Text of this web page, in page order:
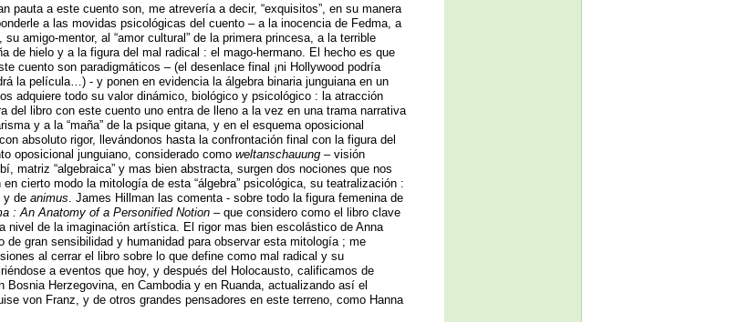
pauta a este cuento son, me atrevería a decir, “exquisitos”, en su manera
a las movidas psicológicas del cuento – a la inocencia de Fedma, a
amigo-mentor, al “amor cultural” de la primera princesa, a la terrible
de hielo y a la figura del mal radical : el mago-hermano. El hecho es que
cuento son paradigmáticos – (el desenlace final ¡ni Hollywood podría
la película…) - y ponen en evidencia la álgebra binaria junguiana en un
adquiere todo su valor dinámico, biológico y psicológico : la atracción
del libro con este cuento uno entra de lleno a la vez en una trama narrativa
y a la “maña” de la psique gitana, y en el esquema oposicional
absoluto rigor, llevándonos hasta la confrontación final con la figura del
oposicional junguiano, considerado como weltanschauung – visión
matriz “algebraica” y mas bien abstracta, surgen dos nociones que nos
cierto modo la mitología de esta “álgebra” psicológica, su teatralización :
y de animus . James Hillman las comenta - sobre todo la figura femenina de
: An Anatomy of a Personified Notion – que considero como el libro clave
nivel de la imaginación artística. El rigor mas bien escolástico de Anna
de gran sensibilidad y humanidad para observar esta mitología ; me
al cerrar el libro sobre lo que define como mal radical y su
a eventos que hoy, y después del Holocausto, calificamos de
Bosnia Herzegovina, en Cambodia y en Ruanda, actualizando así el
von Franz, y de otros grandes pensadores en este terreno, como Hanna